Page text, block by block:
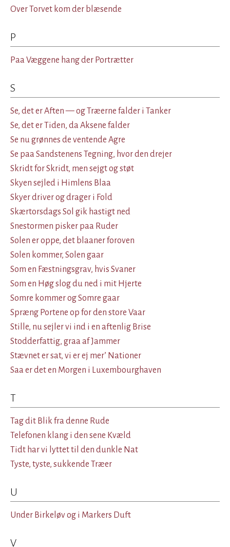
Over Torvet kom der blæsende
P
Paa Væggene hang der Portrætter
S
Se, det er Aften — og Træerne falder i Tanker
Se, det er Tiden, da Aksene falder
Se nu grønnes de ventende Agre
Se paa Sandstenens Tegning, hvor den drejer
Skridt for Skridt, men sejgt og støt
Skyen sejled i Himlens Blaa
Skyer driver og drager i Fold
Skærtorsdags Sol gik hastigt ned
Snestormen pisker paa Ruder
Solen er oppe, det blaaner foroven
Solen kommer, Solen gaar
Som en Fæstningsgrav, hvis Svaner
Som en Høg slog du ned i mit Hjerte
Somre kommer og Somre gaar
Spræng Portene op for den store Vaar
Stille, nu sejler vi ind i en aftenlig Brise
Stodderfattig, graa af Jammer
Stævnet er sat, vi er ej mer’ Nationer
Saa er det en Morgen i Luxembourghaven
T
Tag dit Blik fra denne Rude
Telefonen klang i den sene Kvæld
Tidt har vi lyttet til den dunkle Nat
Tyste, tyste, sukkende Træer
U
Under Birkeløv og i Markers Duft
V